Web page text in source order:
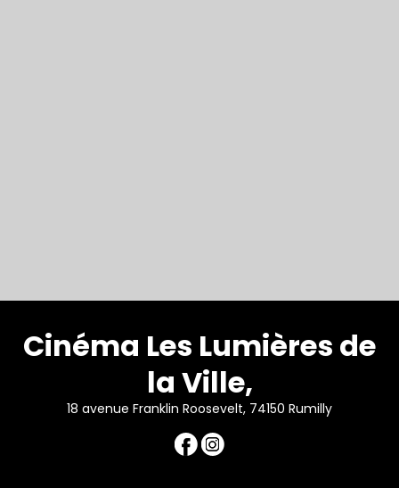
Cinéma Les Lumières de
la Ville,
18 avenue Franklin Roosevelt, 74150 Rumilly